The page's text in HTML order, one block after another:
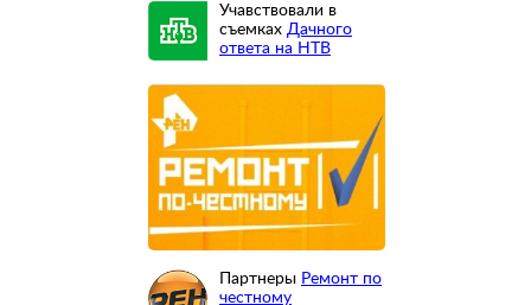
Учавствовали в
съемках Дачного
ответа на НТВ
Партнеры Ремонт по
честному